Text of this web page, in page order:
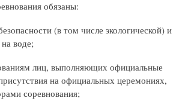
обязаны:
(в том числе экологической) и
воде;
лиц, выполняющих официальные
на официальных церемониях,
соревнования;